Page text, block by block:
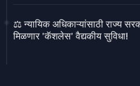
⚖️ न्यायिक अधिकाऱ्यांसाठी राज्य
मिळणार 'कॅशलेस' वैद्यकीय सुविधा!